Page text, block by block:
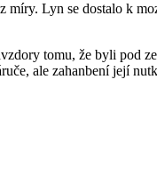
Lyn se dostalo k
tomu, že byli pod
ale zahanbení její